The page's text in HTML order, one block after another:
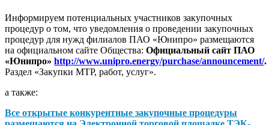
Информируем потенциальных участников закупочных
процедур о том, что уведомления о проведении закупочных
процедур для нужд филиалов ПАО «Юнипро» размещаются
на официальном сайте Общества: Официальный сайт ПАО
«Юнипро» http://www.unipro.energy/purchase/announcement/.
Раздел «Закупки МТР, работ, услуг».
а также:
Все открытые конкурентные закупочные процедуры